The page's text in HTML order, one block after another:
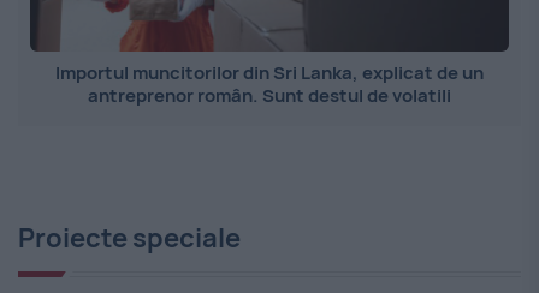
Importul muncitorilor din Sri Lanka, explicat de un
antreprenor român. Sunt destul de volatili
Proiecte speciale